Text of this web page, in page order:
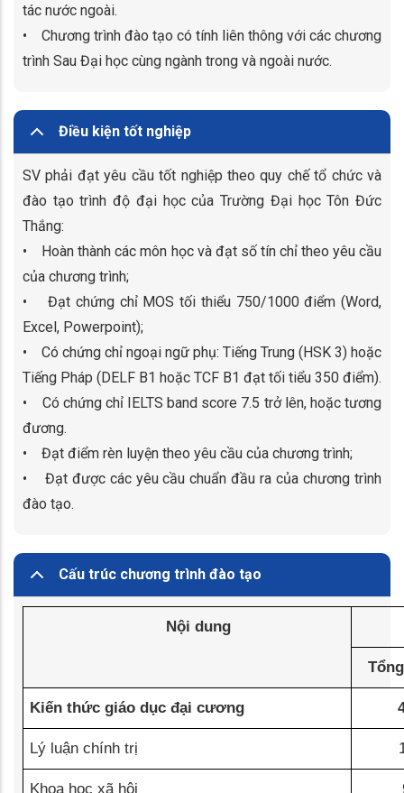
tác nước ngoài.
• Chương trình đào tạo có tính liên thông với các chương
trình Sau Đại học cùng ngành trong và ngoài nước.
Điều kiện tốt nghiệp
SV phải đạt yêu cầu tốt nghiệp theo quy chế tổ chức và
đào tạo trình độ đại học của Trường Đại học Tôn Đức
Thắng:
• Hoàn thành các môn học và đạt số tín chỉ theo yêu cầu
của chương trình;
• Đạt chứng chỉ MOS tối thiểu 750/1000 điểm (Word,
Excel, Powerpoint);
• Có chứng chỉ ngoại ngữ phụ: Tiếng Trung (HSK 3) hoặc
Tiếng Pháp (DELF B1 hoặc TCF B1 đạt tối tiểu 350 điểm).
• Có chứng chỉ IELTS band score 7.5 trở lên, hoặc tương
đương.
• Đạt điểm rèn luyện theo yêu cầu của chương trình;
• Đạt được các yêu cầu chuẩn đầu ra của chương trình
đào tạo.
Cấu trúc chương trình đào tạo
Nội dung
Kiến thức giáo dục đại cương
Lý luận chính trị
Khoa học xã hội